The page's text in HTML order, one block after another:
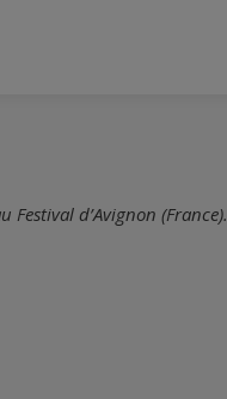
d’Avignon (France).